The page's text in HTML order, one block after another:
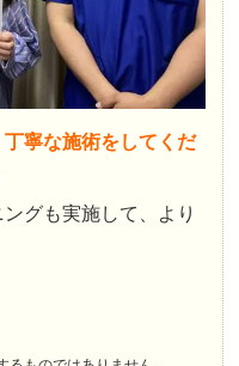
寧な施術をしてくだ
グも実施して、より